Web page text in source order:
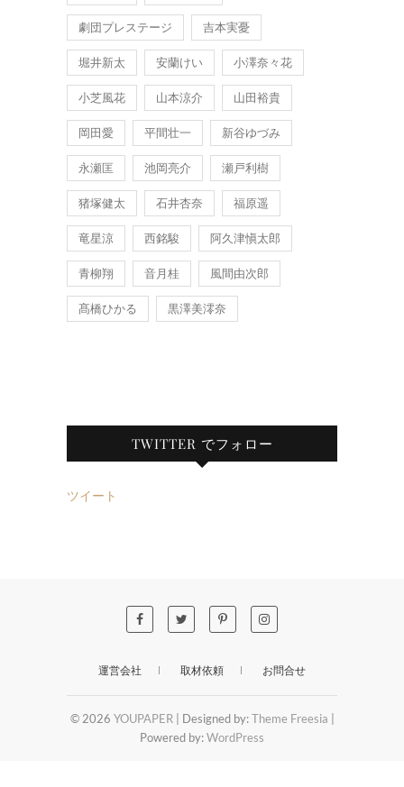
劇団プレステージ 吉本実憂
堀井新太 安蘭けい 小澤奈々花
小芝風花 山本涼介 山田裕貴
岡田愛 平間壮一 新谷ゆづみ
永瀬匡 池岡亮介 瀬戸利樹
猪塚健太 石井杏奈 福原遥
竜星涼 西銘駿 阿久津愼太郎
青柳翔 音月桂 風間由次郎
髙橋ひかる 黒澤美澪奈
TWITTER でフォロー
ツイート
運営会社 取材依頼 お問合せ
© 2026 YOUPAPER| Designed by:Theme Freesia
Powered by:WordPress